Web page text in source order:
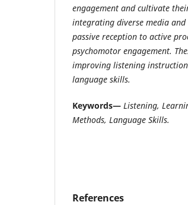
engagement and cultivate
integrating diverse media
passive reception to active
psychomotor engagement.
improving listening
language skills.
Keywords— Listening,
Methods, Language Skills.
References